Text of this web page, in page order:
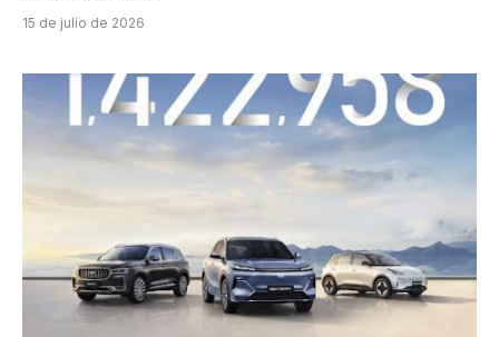
15 de julio de 2026